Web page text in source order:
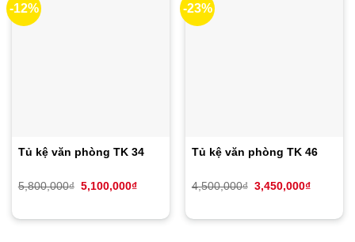
-12%
Tủ kệ văn phòng TK 34
5,800,000₫ Giá
5,100,000₫Giá
-23%
Tủ kệ văn phòng TK 46
4,500,000₫ Giá
3,450,000₫Giá